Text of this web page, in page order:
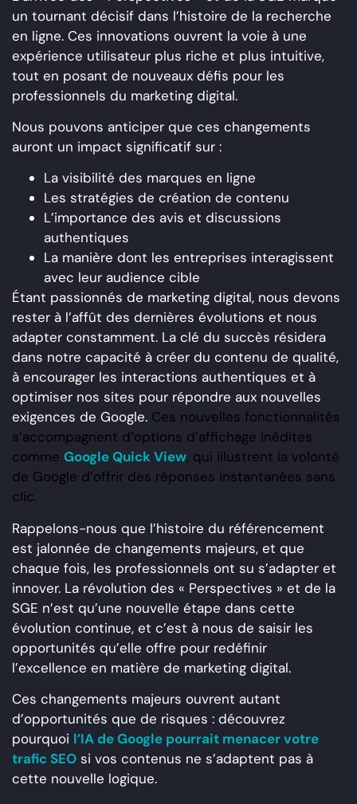
un tournant décisif dans l’histoire de la recherche
en ligne. Ces innovations ouvrent la voie à une
expérience utilisateur plus riche et plus intuitive,
tout en posant de nouveaux défis pour les
professionnels du marketing digital.
Nous pouvons anticiper que ces changements
auront un impact significatif sur :
La visibilité des marques en ligne
Les stratégies de création de contenu
L’importance des avis et discussions
authentiques
La manière dont les entreprises interagissent
avec leur audience cible
Étant passionnés de marketing digital, nous devons
rester à l’affût des dernières évolutions et nous
adapter constamment. La clé du succès résidera
dans notre capacité à créer du contenu de qualité,
à encourager les interactions authentiques et à
optimiser nos sites pour répondre aux nouvelles
exigences de Google. Ces nouvelles fonctionnalités
s’accompagnent d’options d’affichage inédites
comme Google Quick View, qui illustrent la volonté
de Google d’offrir des réponses instantanées sans
clic.
Rappelons-nous que l’histoire du référencement
est jalonnée de changements majeurs, et que
chaque fois, les professionnels ont su s’adapter et
innover. La révolution des « Perspectives » et de la
SGE n’est qu’une nouvelle étape dans cette
évolution continue, et c’est à nous de saisir les
opportunités qu’elle offre pour redéfinir
l’excellence en matière de marketing digital.
Ces changements majeurs ouvrent autant
d’opportunités que de risques : découvrez
pourquoi l’IA de Google pourrait menacer votre
trafic SEO si vos contenus ne s’adaptent pas à
cette nouvelle logique.